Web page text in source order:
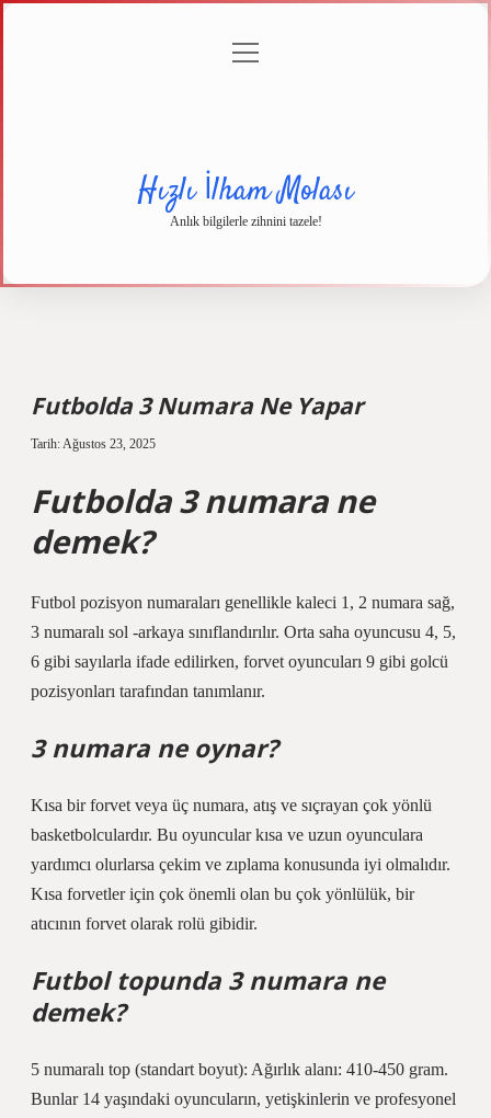
menüyü
Hızlı İlham Molası
Anlık bilgilerle zihnini tazele!
Futbolda 3 Numara Ne Yapar
Tarih: Ağustos 23, 2025
Futbolda 3 numara ne
demek?
Futbol pozisyon numaraları genellikle kaleci 1, 2 numara sağ,
3 numaralı sol -arkaya sınıflandırılır. Orta saha oyuncusu 4, 5,
6 gibi sayılarla ifade edilirken, forvet oyuncuları 9 gibi golcü
pozisyonları tarafından tanımlanır.
3 numara ne oynar?
Kısa bir forvet veya üç numara, atış ve sıçrayan çok yönlü
basketbolculardır. Bu oyuncular kısa ve uzun oyunculara
yardımcı olurlarsa çekim ve zıplama konusunda iyi olmalıdır.
Kısa forvetler için çok önemli olan bu çok yönlülük, bir
atıcının forvet olarak rolü gibidir.
Futbol topunda 3 numara ne
demek?
5 numaralı top (standart boyut): Ağırlık alanı: 410-450 gram.
Bunlar 14 yaşındaki oyuncuların, yetişkinlerin ve profesyonel